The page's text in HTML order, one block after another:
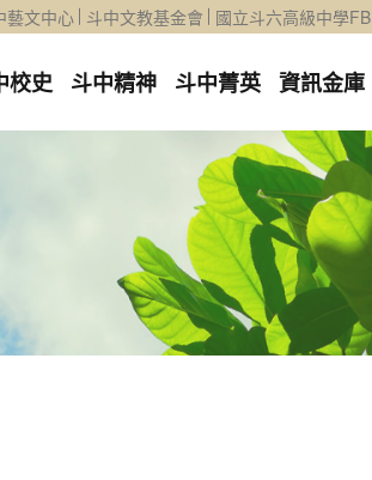
藝文中心 斗中文教基金會 國立斗六高級中學FB
校史 斗中精神 斗中菁英 資訊金庫